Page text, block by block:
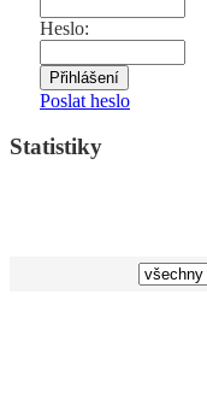
Heslo:
Poslat heslo
Statistiky